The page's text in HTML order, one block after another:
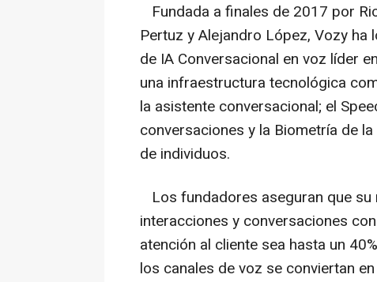
Fundada a finales de 2017 por
Pertuz y Alejandro López, Vozy
de IA Conversacional en voz líder
una infraestructura tecnológica
la asistente conversacional; el
conversaciones y la Biometría de
de individuos.
Los fundadores aseguran que
interacciones y conversaciones
atención al cliente sea hasta un
los canales de voz se conviertan